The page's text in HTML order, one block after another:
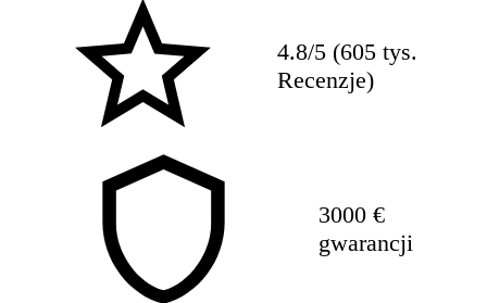
4.8/5 (605 tys.
Recenzje)
3000 €
gwarancji